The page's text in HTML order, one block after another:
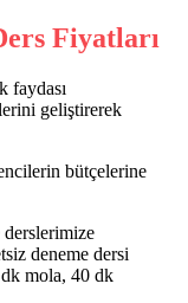
Fiyatları
faydası
geliştirerek
bütçelerine
deneme dersi
mola, 40 dk